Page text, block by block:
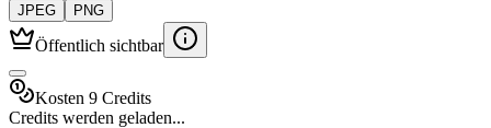
JPEG PNG
Öffentlich sichtbar
Kosten 9 Credits
Credits werden geladen...